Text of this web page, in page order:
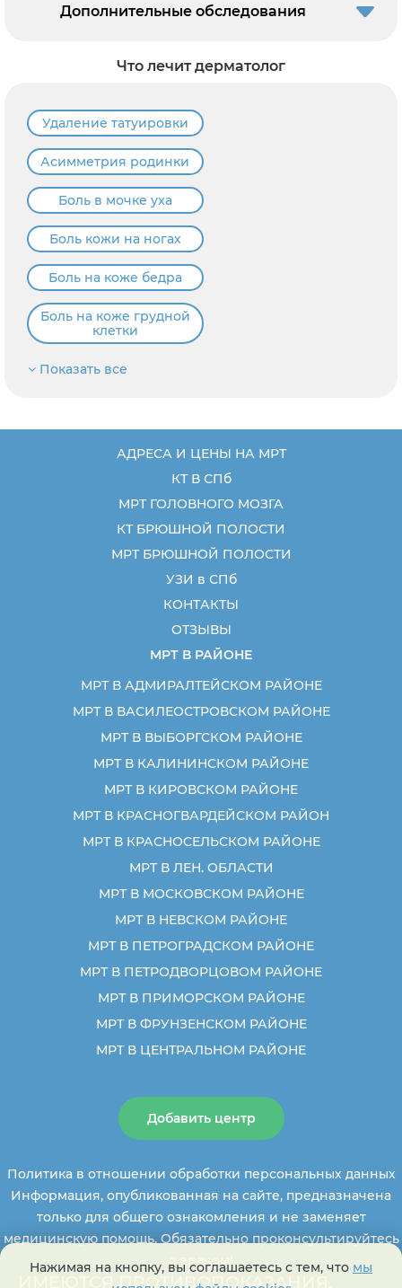
Дополнительные обследования
Что лечит дерматолог
Удаление татуировки
Асимметрия родинки
Боль в мочке уха
Боль кожи на ногах
Боль на коже бедра
Боль на коже грудной
клетки
Показать все
АДРЕСА И ЦЕНЫ НА МРТ
КТ В СПб
МРТ ГОЛОВНОГО МОЗГА
КТ БРЮШНОЙ ПОЛОСТИ
МРТ БРЮШНОЙ ПОЛОСТИ
УЗИ в СПб
КОНТАКТЫ
ОТЗЫВЫ
МРТ В РАЙОНЕ
МРТ В АДМИРАЛТЕЙСКОМ РАЙОНЕ
МРТ В ВАСИЛЕОСТРОВСКОМ РАЙОНЕ
МРТ В ВЫБОРГСКОМ РАЙОНЕ
МРТ В КАЛИНИНСКОМ РАЙОНЕ
МРТ В КИРОВСКОМ РАЙОНЕ
МРТ В КРАСНОГВАРДЕЙСКОМ РАЙОН
МРТ В КРАСНОСЕЛЬСКОМ РАЙОНЕ
МРТ В ЛЕН. ОБЛАСТИ
МРТ В МОСКОВСКОМ РАЙОНЕ
МРТ В НЕВСКОМ РАЙОНЕ
МРТ В ПЕТРОГРАДСКОМ РАЙОНЕ
МРТ В ПЕТРОДВОРЦОВОМ РАЙОНЕ
МРТ В ПРИМОРСКОМ РАЙОНЕ
МРТ В ФРУНЗЕНСКОМ РАЙОНЕ
МРТ В ЦЕНТРАЛЬНОМ РАЙОНЕ
Добавить центр
Политика в отношении обработки персональных данных
Информация, опубликованная на сайте, предназначена
только для общего ознакомления и не заменяет
медицинскую помощь. Обязательно проконсультируйтесь
ИМЕЮТСЯ ПРОТИВОПОКАЗАНИЯ,
Нажимая на кнопку, вы соглашаетесь с тем, что мы